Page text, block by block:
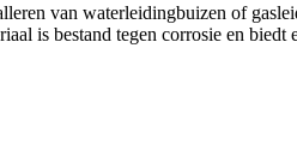
van waterleidingbuizen of
is bestand tegen corrosie en biedt